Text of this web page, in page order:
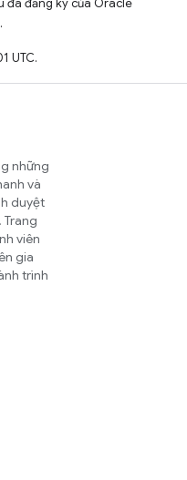
UTC.
những
và
duyệt
viên
gia
trình